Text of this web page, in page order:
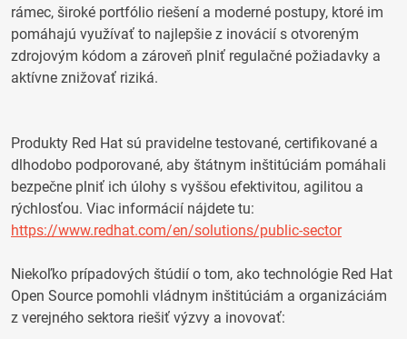
rámec, široké portfólio riešení a moderné postupy, ktoré im
pomáhajú využívať to najlepšie z inovácií s otvoreným
zdrojovým kódom a zároveň plniť regulačné požiadavky a
aktívne znižovať riziká.
Produkty Red Hat sú pravidelne testované, certifikované a
dlhodobo podporované, aby štátnym inštitúciám pomáhali
bezpečne plniť ich úlohy s vyššou efektivitou, agilitou a
rýchlosťou. Viac informácií nájdete tu:
https://www.redhat.com/en/solutions/public-sector
Niekoľko prípadových štúdií o tom, ako technológie Red Hat
Open Source pomohli vládnym inštitúciám a organizáciám
z verejného sektora riešiť výzvy a inovovať: